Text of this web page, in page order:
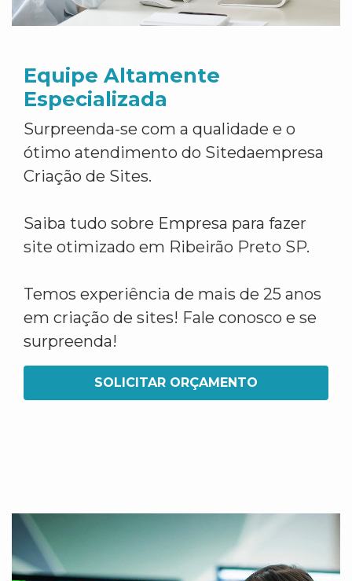
Equipe Altamente
Especializada
Surpreenda-se com a qualidade e o
ótimo atendimento do Sitedaempresa
Criação de Sites.
Saiba tudo sobre Empresa para fazer
site otimizado em Ribeirão Preto SP.
Temos experiência de mais de 25 anos
em criação de sites! Fale conosco e se
surpreenda!
SOLICITAR ORÇAMENTO